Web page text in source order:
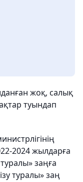
жоқ, салық
туындап
2024 жылдарға
заңға
туралы» заң